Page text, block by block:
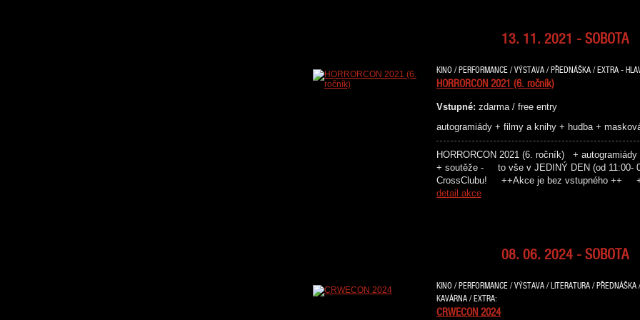
13. 11. 2021 - SOBOTA
KINO / PERFORMANCE / VÝSTAVA / PŘEDNÁŠKA / EXTRA -
HORRORCON 2021 (6. ročník)
Vstupné: zdarma / free entry
autogramiády + filmy a knihy + hudba +
HORRORCON 2021 (6. ročník) +
+ soutěže - to vše v JEDINÝ DEN (od 11:00-
CrossClubu! ++Akce je bez vstupného ++
detail akce
08. 06. 2024 - SOBOTA
KINO / PERFORMANCE / VÝSTAVA / LITERATURA /
KAVÁRNA / EXTRA:
CRWECON 2024